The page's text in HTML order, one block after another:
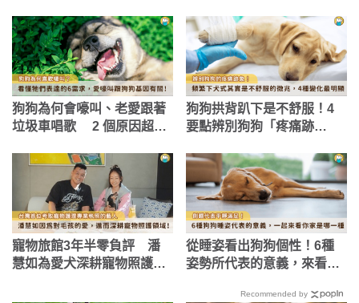
狗狗為何會嚎叫、老愛跟著
垃圾車唱歌 2 個原因超有
狗狗拱背趴下是不舒服！4
要點辨別狗狗「疼痛跡
寵物旅館3年半零負評 潘
慧如為愛犬深耕寵物照護領
從睡姿看出狗狗個性！6種
姿勢所代表的意義，來看你
Recommended by